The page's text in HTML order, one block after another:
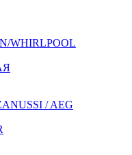
WHIRLPOOL
/ AEG